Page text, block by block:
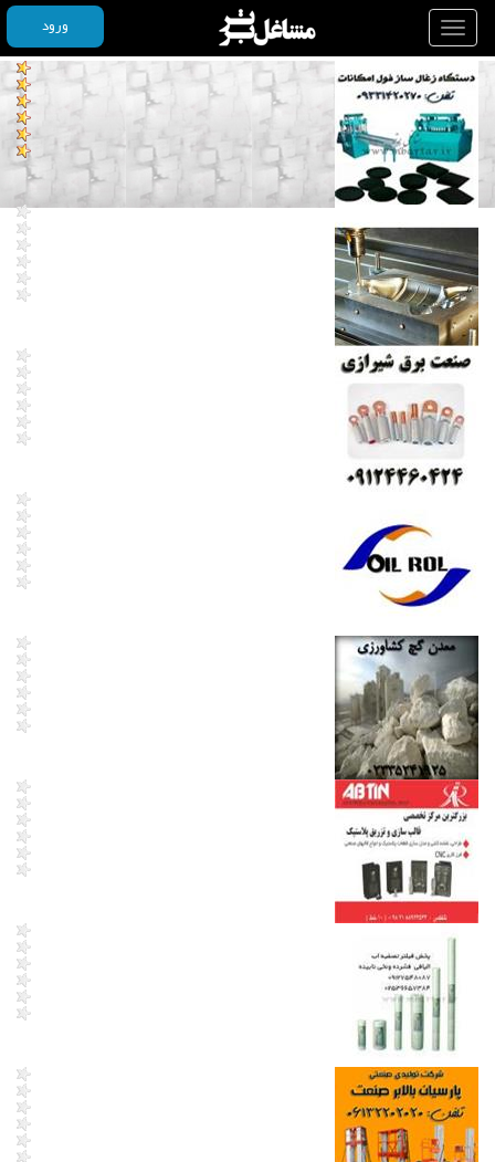
Toggle
navigation
ورود